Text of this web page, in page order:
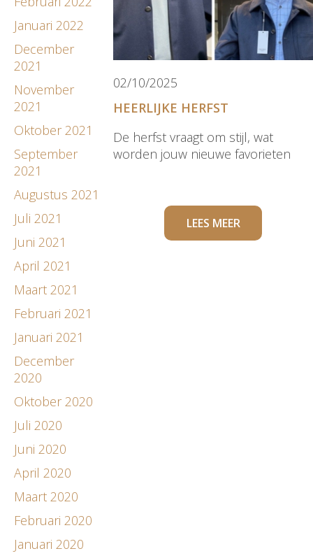
Januari 2022
December
2021
November
2021
Oktober 2021
September
2021
Augustus 2021
Juli 2021
Juni 2021
April 2021
Maart 2021
Februari 2021
Januari 2021
December
2020
Oktober 2020
Juli 2020
Juni 2020
April 2020
Maart 2020
Februari 2020
Januari 2020
02/10/2025
HEERLIJKE HERFST
De herfst vraagt om stijl, wat
worden jouw nieuwe favorieten
LEES MEER